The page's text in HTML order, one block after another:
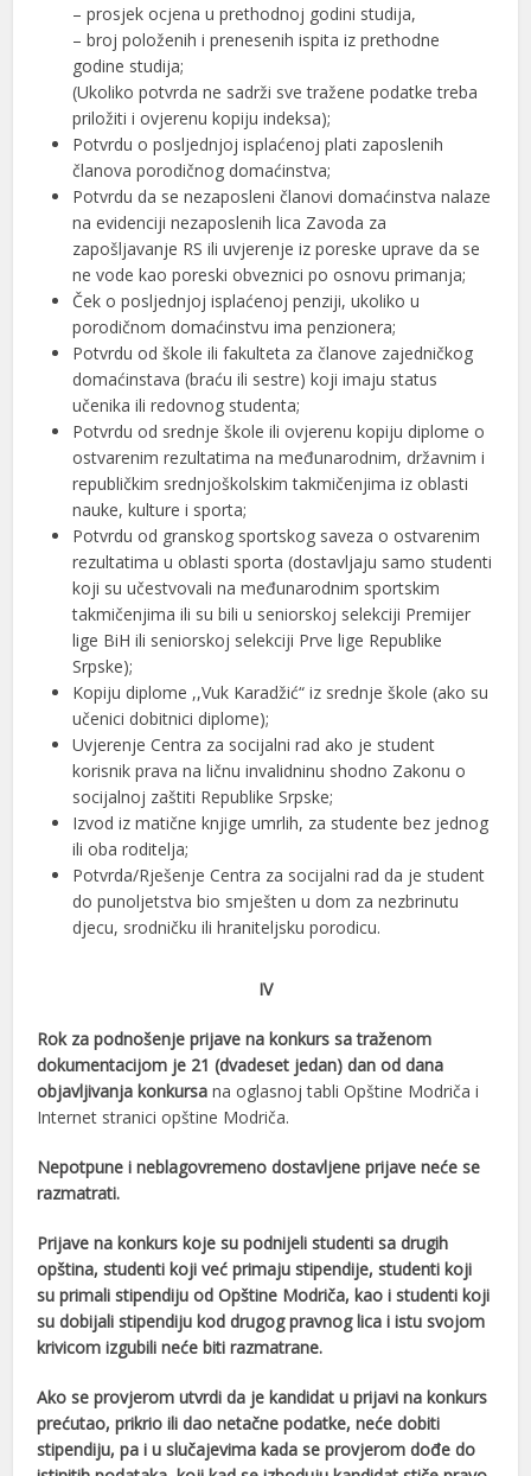
– prosjek ocjena u prethodnoj godini studija,
– broj položenih i prenesenih ispita iz prethodne
godine studija;
(Ukoliko potvrda ne sadrži sve tražene podatke treba
priložiti i ovjerenu kopiju indeksa);
Potvrdu o posljednjoj isplaćenoj plati zaposlenih
članova porodičnog domaćinstva;
Potvrdu da se nezaposleni članovi domaćinstva nalaze
na evidenciji nezaposlenih lica Zavoda za
zapošljavanje RS ili uvjerenje iz poreske uprave da se
ne vode kao poreski obveznici po osnovu primanja;
Ček o posljednjoj isplaćenoj penziji, ukoliko u
porodičnom domaćinstvu ima penzionera;
Potvrdu od škole ili fakulteta za članove zajedničkog
domaćinstava (braću ili sestre) koji imaju status
učenika ili redovnog studenta;
Potvrdu od srednje škole ili ovjerenu kopiju diplome o
ostvarenim rezultatima na međunarodnim, državnim i
republičkim srednjoškolskim takmičenjima iz oblasti
nauke, kulture i sporta;
Potvrdu od granskog sportskog saveza o ostvarenim
rezultatima u oblasti sporta (dostavljaju samo studenti
koji su učestvovali na međunarodnim sportskim
takmičenjima ili su bili u seniorskoj selekciji Premijer
lige BiH ili seniorskoj selekciji Prve lige Republike
Srpske);
Kopiju diplome ,,Vuk Karadžić“ iz srednje škole (ako su
učenici dobitnici diplome);
Uvjerenje Centra za socijalni rad ako je student
korisnik prava na ličnu invalidninu shodno Zakonu o
socijalnoj zaštiti Republike Srpske;
Izvod iz matične knjige umrlih, za studente bez jednog
ili oba roditelja;
Potvrda/Rješenje Centra za socijalni rad da je student
do punoljetstva bio smješten u dom za nezbrinutu
djecu, srodničku ili hraniteljsku porodicu.
IV
Rok za podnošenje prijave na konkurs sa traženom
dokumentacijom je 21 (dvadeset jedan) dan od dana
objavljivanja konkursa na oglasnoj tabli Opštine Modriča i
Internet stranici opštine Modriča.
Nepotpune i neblagovremeno dostavljene prijave neće se
razmatrati.
Prijave na konkurs koje su podnijeli studenti sa drugih
opština, studenti koji već primaju stipendije, studenti koji
su primali stipendiju od Opštine Modriča, kao i studenti koji
su dobijali stipendiju kod drugog pravnog lica i istu svojom
krivicom izgubili neće biti razmatrane.
Ako se provjerom utvrdi da je kandidat u prijavi na konkurs
prećutao, prikrio ili dao netačne podatke, neće dobiti
stipendiju, pa i u slučajevima kada se provjerom dođe do